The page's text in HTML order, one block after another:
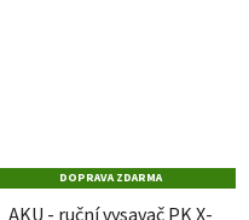
DOPRAVA ZDARMA